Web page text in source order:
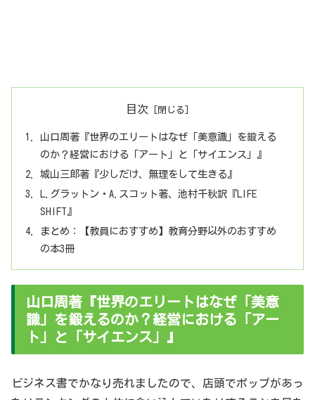
目次
山口周著『世界のエリートはなぜ「美意識」を鍛える
のか？経営における「アート」と「サイエンス」』
城山三郎著『少しだけ、無理をして生きる』
L.グラットン・A.スコット著、池村千秋訳『LIFE
SHIFT』
まとめ：【教員におすすめ】教育分野以外のおすすめ
の本3冊
山口周著『世界のエリートはなぜ「美意
識」を鍛えるのか？経営における「アー
ト」と「サイエンス」』
ビジネス書でかなり売れましたので、店頭でポップがあっ